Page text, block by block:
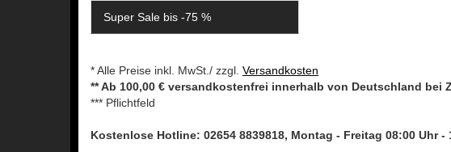
Super Sale bis -75 %
* Alle Preise inkl. MwSt./ zzgl. Versandkosten
** Ab 100,00 € versandkostenfrei innerhalb von Deutschland bei
*** Pflichtfeld
Kostenlose Hotline: 02654 8839818, Montag - Freitag 08:00 Uhr